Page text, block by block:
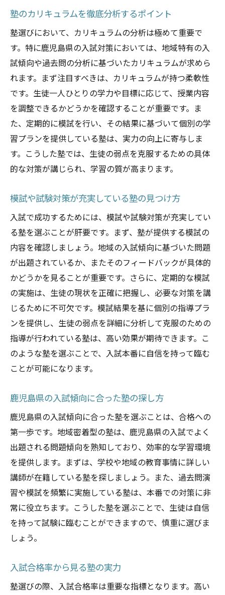
塾のカリキュラムを徹底分析するポイント
塾選びにおいて、カリキュラムの分析は極めて重要で
す。特に鹿児島県の入試対策においては、地域特有の入
試傾向や過去問の分析に基づいたカリキュラムが求めら
れます。まず注目すべきは、カリキュラムが持つ柔軟性
です。生徒一人ひとりの学力や目標に応じて、授業内容
を調整できるかどうかを確認することが重要です。ま
た、定期的に模試を行い、その結果に基づいて個別の学
習プランを提供している塾は、実力の向上に寄与しま
す。こうした塾では、生徒の弱点を克服するための具体
的な対策が講じられ、学習の質が高まります。
模試や試験対策が充実している塾の見つけ方
入試で成功するためには、模試や試験対策が充実してい
る塾を選ぶことが肝要です。まず、塾が提供する模試の
内容を確認しましょう。地域の入試傾向に基づいた問題
が出題されているか、またそのフィードバックが具体的
かどうかを見ることが重要です。さらに、定期的な模試
の実施は、生徒の現状を正確に把握し、必要な対策を講
じるために不可欠です。模試結果を基に個別の指導プラ
ンを提供し、生徒の弱点を詳細に分析して克服のための
指導が行われている塾は、高い効果が期待できます。こ
のような塾を選ぶことで、入試本番に自信を持って臨む
ことが可能になります。
鹿児島県の入試傾向に合った塾の探し方
鹿児島県の入試傾向に合った塾を選ぶことは、合格への
第一歩です。地域密着型の塾は、鹿児島県の入試でよく
出題される問題傾向を熟知しており、効率的な学習環境
を提供します。まずは、学校や地域の教育事情に詳しい
講師が在籍している塾を探しましょう。また、過去問演
習や模試を頻繁に実施している塾は、本番での対策に非
常に役立ちます。こうした塾を選ぶことで、生徒は自信
を持って試験に臨むことができますので、慎重に選びま
しょう。
入試合格率から見る塾の実力
塾選びの際、入試合格率は重要な指標となります。高い